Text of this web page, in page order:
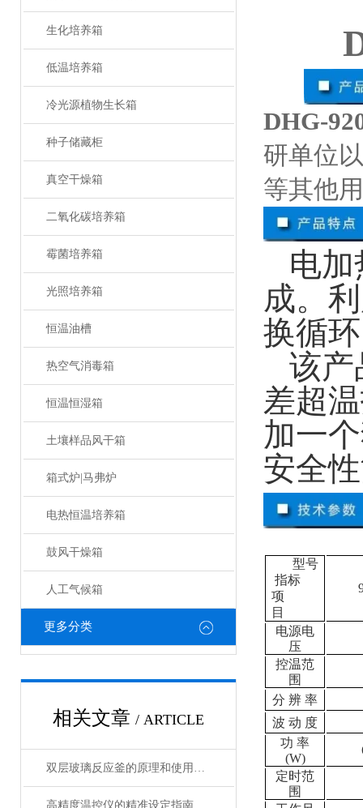
生化培养箱
低温培养箱
冷光源植物生长箱
种子储藏柜
真空干燥箱
二氧化碳培养箱
霉菌培养箱
光照培养箱
恒温油槽
热空气消毒箱
恒温恒湿箱
土壤样品风干箱
箱式炉|马弗炉
电热恒温培养箱
鼓风干燥箱
人工气候箱
更多分类
相关文章 / ARTICLE
双层玻璃反应釜的原理和使用说明
高精度温控仪的精准设定指南
DHG-
研单位
等其他
电
成。
换循
该产
差超
加一
安全
型号
指标
项
目
电源电
压
控温范
围
分 辨 率
波 动 度
功 率
(W)
定时范
围